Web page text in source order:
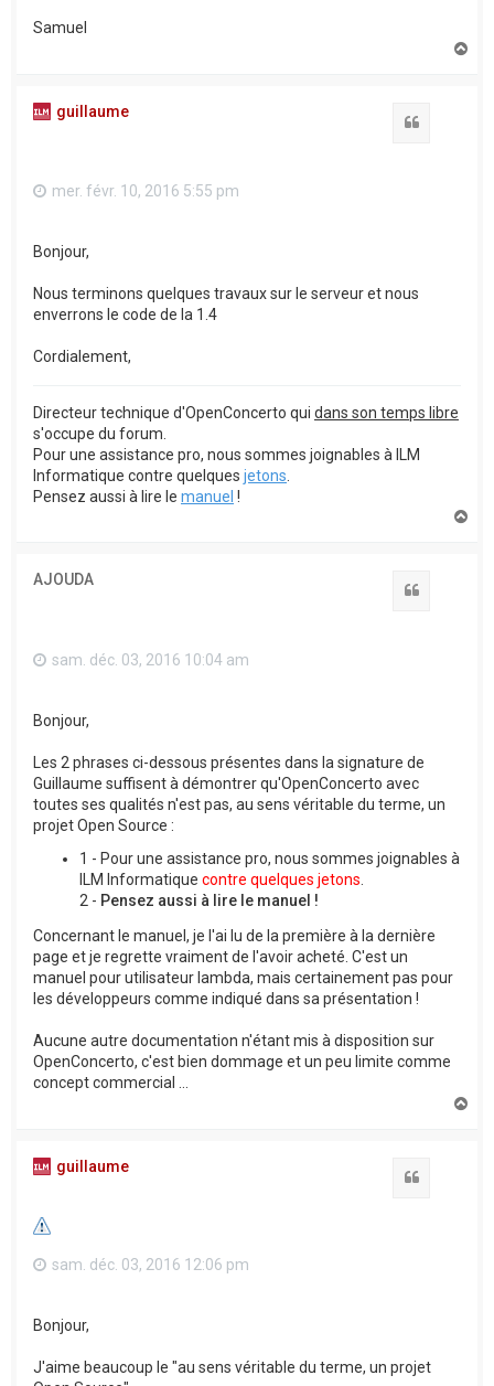
Samuel
guillaume
mer. févr. 10, 2016 5:55 pm
Bonjour,
Nous terminons quelques travaux sur le serveur et nous
enverrons le code de la 1.4
Cordialement,
Directeur technique d'OpenConcerto qui dans son temps libre
s'occupe du forum.
Pour une assistance pro, nous sommes joignables à ILM
Informatique contre quelques jetons.
Pensez aussi à lire le manuel !
AJOUDA
sam. déc. 03, 2016 10:04 am
Bonjour,
Les 2 phrases ci-dessous présentes dans la signature de
Guillaume suffisent à démontrer qu'OpenConcerto avec
toutes ses qualités n'est pas, au sens véritable du terme, un
projet Open Source :
1 - Pour une assistance pro, nous sommes joignables à
ILM Informatique contre quelques jetons
2 - Pensez aussi à lire le manuel !
Concernant le manuel, je l'ai lu de la première à la dernière
page et je regrette vraiment de l'avoir acheté. C'est un
manuel pour utilisateur lambda, mais certainement pas pour
les développeurs comme indiqué dans sa présentation !
Aucune autre documentation n'étant mis à disposition sur
OpenConcerto, c'est bien dommage et un peu limite comme
concept commercial ...
guillaume
sam. déc. 03, 2016 12:06 pm
Bonjour,
J'aime beaucoup le "au sens véritable du terme, un projet